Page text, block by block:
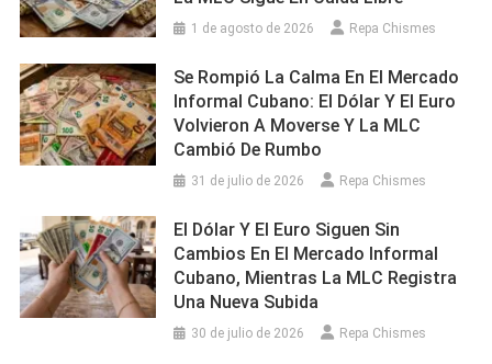
1 de agosto de 2026 Repa Chismes
Se Rompió La Calma En El Mercado
Informal Cubano: El Dólar Y El Euro
Volvieron A Moverse Y La MLC
Cambió De Rumbo
31 de julio de 2026 Repa Chismes
El Dólar Y El Euro Siguen Sin
Cambios En El Mercado Informal
Cubano, Mientras La MLC Registra
Una Nueva Subida
30 de julio de 2026 Repa Chismes